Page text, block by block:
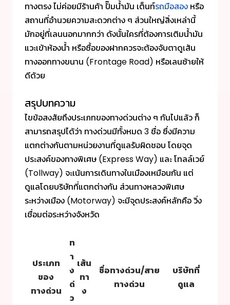
ทางตรง ไม่ค่อยมีร้านค้า ปั๊มน้ำมัน เต็นท์รถมือสอง หรือ
สถานที่อำนวยความสะดวกต่าง ๆ ส่วนใหญ่สิ่งเหล่านี้
มักอยู่ที่เลนนอกมากกว่า ดังนั้นใครที่ต้องการเติมน้ำมัน
แวะเข้าห้องน้ำ หรือซื้อของฝากควรจะต้องจับตาดูเส้น
ทางออกทางขนาน (Frontage Road) หรือเลนซ้ายให้
ดีด้วย
สรุปบทความ
ไขข้อสงสัยถึงประเภทของทางด่วนต่าง ๆ กันไปแล้ว ก็
สามารถสรุปได้ว่า ทางด่วนมีทั้งหมด 3 ชื่อ ซึ่งมีความ
แตกต่างกันตามหน่วยงานที่ดูแลรับผิดชอบ โดยจุด
ประสงค์ของทางพิเศษ ​(Express Way) และ โทลล์เวย์
(Tollway) จะเน้นการเดินทางในเมืองเหมือนกัน แต่
ดูแลโดยบริษัทที่แตกต่างกัน ส่วนทางหลวงพิเศษ
ระหว่างเมือง (Motorway) จะมีจุดประสงค์หลักคือ วิ่ง
เชื่อมต่อระหว่างจังหวัด
ประเภท
ของ
ทางด่วน
ท
า
ง
ด่
ว
เส้น
ทา
ง
ชื่อทางด่วน/สาย
ทางด่วน
บริษัทที่
ดูแล